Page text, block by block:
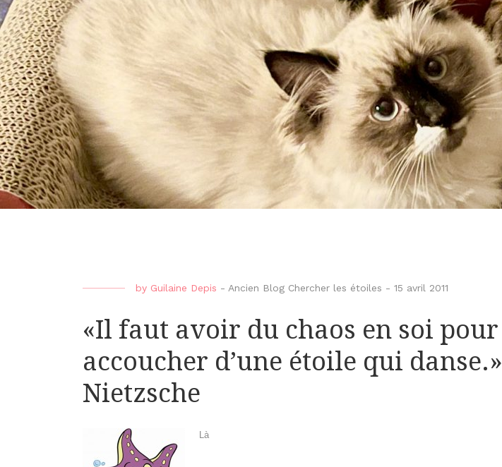
by Guilaine Depis - Ancien Blog Chercher les étoiles - 15 avril 2011
«Il faut avoir du chaos en soi pour
accoucher d’une étoile qui danse.»
Nietzsche
Là